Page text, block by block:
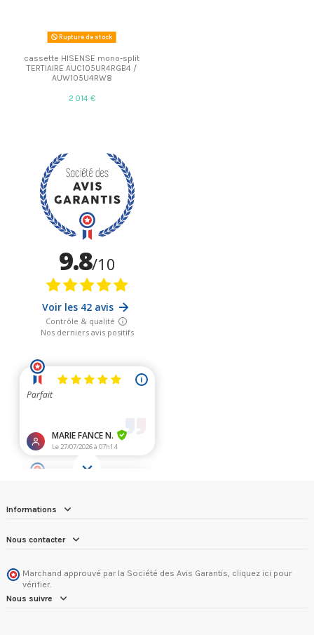
Rupture de stock
cassette HISENSE mono-split
TERTIAIRE AUC105UR4RGB4 /
AUW105U4RW8
2 014 €
Informations
Nous contacter
Marchand approuvé par la Société des Avis Garantis, cliquez ici pour
vérifier.
Nous suivre